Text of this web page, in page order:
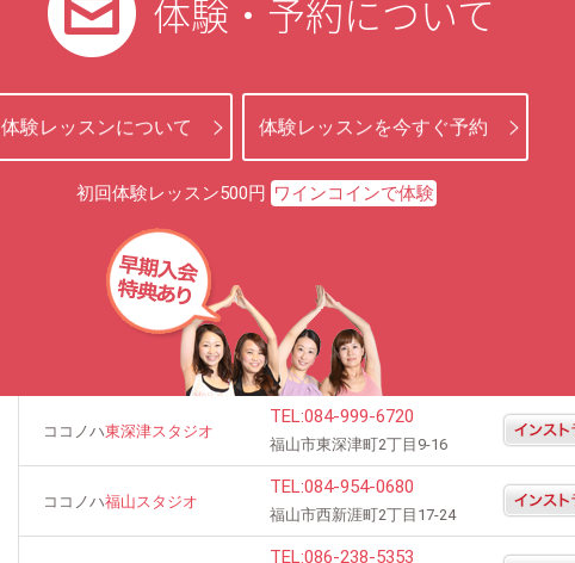
体験・予約について
体験レッスンについて 体験レッスンを今すぐ予約
初回体験レッスン500円 ワインコインで体験
ココノハ東深津スタジオ
TEL:084-999-6720
福山市東深津町2丁目9-16
ココノハ福山スタジオ
TEL:084-954-0680
福山市西新涯町2丁目17-24
TEL:086-238-5353